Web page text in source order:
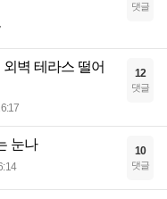
댓글
벽 테라스 떨어
12
댓글
눈나 10
댓글